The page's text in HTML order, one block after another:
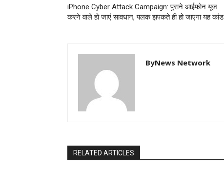
iPhone Cyber Attack Campaign: पुराने आईफोन यूज
करने वाले हो जाएं सावधान, पलक झपकते ही हो जाएगा यह कांड
ByNews Network
RELATED ARTICLES